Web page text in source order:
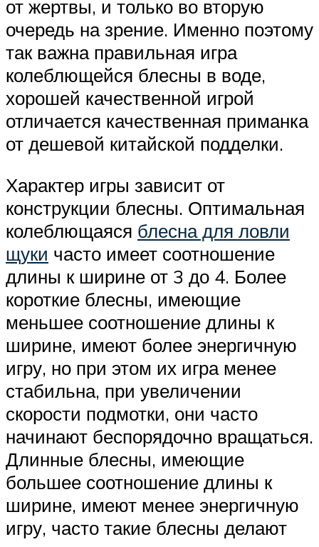
от жертвы, и только во вторую
очередь на зрение. Именно поэтому
так важна правильная игра
колеблющейся блесны в воде,
хорошей качественной игрой
отличается качественная приманка
от дешевой китайской подделки.
Характер игры зависит от
конструкции блесны. Оптимальная
колеблющаяся блесна для ловли
щуки часто имеет соотношение
длины к ширине от 3 до 4. Более
короткие блесны, имеющие
меньшее соотношение длины к
ширине, имеют более энергичную
игру, но при этом их игра менее
стабильна, при увеличении
скорости подмотки, они часто
начинают беспорядочно вращаться.
Длинные блесны, имеющие
большее соотношение длины к
ширине, имеют менее энергичную
игру, часто такие блесны делают